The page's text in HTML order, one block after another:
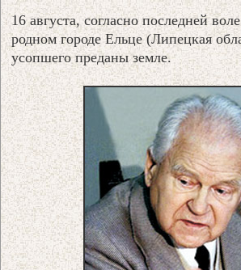
16 августа, согласно последней
родном городе Ельце (Липецкая
усопшего преданы земле.